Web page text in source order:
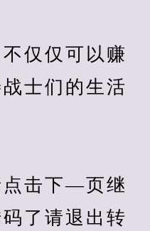
仅仅可以赚
士们的生活
击下—页继
了请退出转